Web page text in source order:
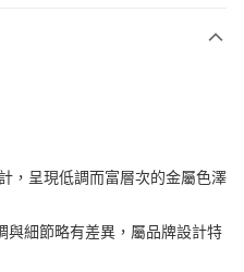
，呈現低調而富層次的金屬色澤
與細節略有差異，屬品牌設計特